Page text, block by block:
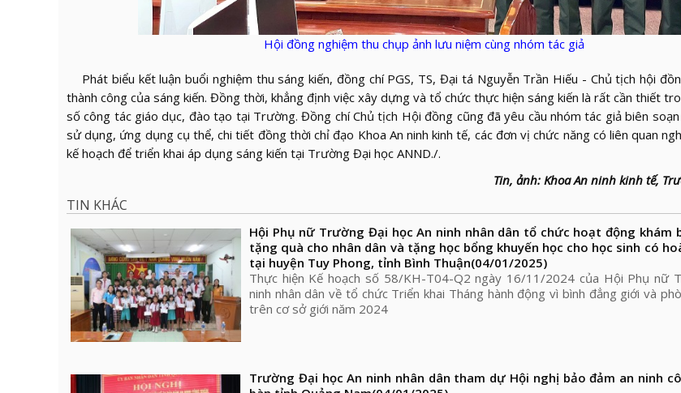
Hội đồng nghiệm thu chụp ảnh lưu niệm cùng nhóm tác giả
Phát biểu kết luận buổi nghiệm thu sáng kiến, đồng chí PGS, TS, Đại tá Nguyễn Trần Hiếu - Chủ tịch hội
thành công của sáng kiến. Đồng thời, khẳng định việc xây dựng và tổ chức thực hiện sáng kiến là rất cần thiết
số công tác giáo dục, đào tạo tại Trường. Đồng chí Chủ tịch Hội đồng cũng đã yêu cầu nhóm tác giả biên
sử dụng, ứng dụng cụ thể, chi tiết đồng thời chỉ đạo Khoa An ninh kinh tế, các đơn vị chức năng có liên quan
kế hoạch để triển khai áp dụng sáng kiến tại Trường Đại học ANND./.
Tin, ảnh: Khoa An ninh kinh tế,
TIN KHÁC
Hội Phụ nữ Trường Đại học An ninh nhân dân tổ chức hoạt động khám
tặng quà cho nhân dân và tặng học bổng khuyến học cho học sinh có
tại huyện Tuy Phong, tỉnh Bình Thuận(04/01/2025)
Thực hiện Kế hoạch số 58/KH-T04-Q2 ngày 16/11/2024 của Hội Phụ nữ
ninh nhân dân về tổ chức Triển khai Tháng hành động vì bình đẳng giới và
trên cơ sở giới năm 2024
Trường Đại học An ninh nhân dân tham dự Hội nghị bảo đảm an ninh